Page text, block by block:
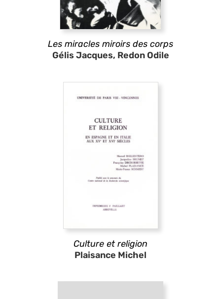
Les miracles miroirs des corps
Gélis Jacques, Redon Odile
Culture et religion
Plaisance Michel